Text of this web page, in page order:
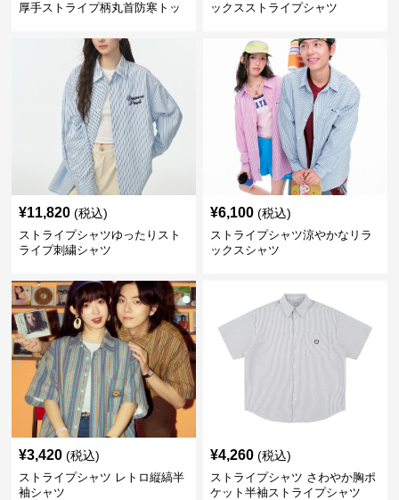
厚手ストライプ柄丸首防寒トッ
ックスストライプシャツ
¥11,820 (税込)
ストライプシャツゆったりスト
ライプ刺繍シャツ
¥6,100 (税込)
ストライプシャツ涼やかなリラ
ックスシャツ
¥3,420 (税込)
ストライプシャツ レトロ縦縞半
袖シャツ
¥4,260 (税込)
ストライプシャツ さわやか胸ポ
ケット半袖ストライプシャツ